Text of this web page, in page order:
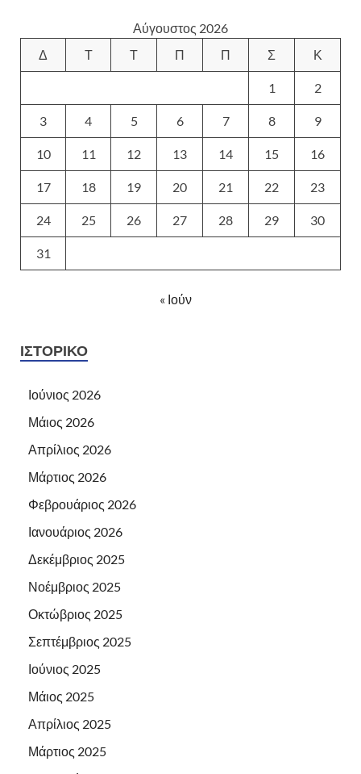
Αύγουστος 2026
Δ
Τ Τ Π Π Σ Κ
1 2
3 4 5 6 7 8 9
10 11 12 13 14 15 16
17 18 19 20 21 22 23
24 25 26 27 28 29 30
31
« Ιούν
ΙΣΤΟΡΙΚΌ
Ιούνιος 2026
Μάιος 2026
Απρίλιος 2026
Μάρτιος 2026
Φεβρουάριος 2026
Ιανουάριος 2026
Δεκέμβριος 2025
Νοέμβριος 2025
Οκτώβριος 2025
Σεπτέμβριος 2025
Ιούνιος 2025
Μάιος 2025
Απρίλιος 2025
Μάρτιος 2025